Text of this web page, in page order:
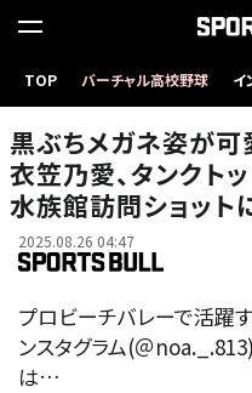
TOP バーチャル高校野球 イ
黒ぶちメガネ姿が可
衣笠乃愛、タンクト
水族館訪問ショット
2025.08.26 04:47
プロビーチバレーで活躍
ンスタグラム(＠noa._.813)
は…